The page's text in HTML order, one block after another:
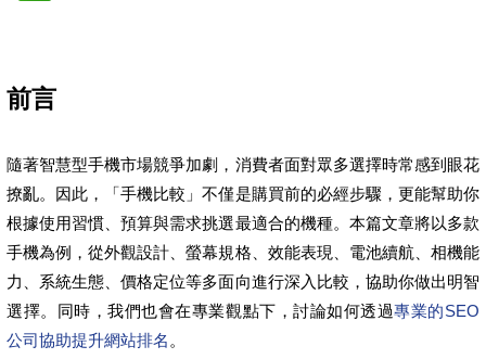
前言
隨著智慧型手機市場競爭加劇，消費者面對眾多選擇時常感到眼花
撩亂。因此，「手機比較」不僅是購買前的必經步驟，更能幫助你
根據使用習慣、預算與需求挑選最適合的機種。本篇文章將以多款
手機為例，從外觀設計、螢幕規格、效能表現、電池續航、相機能
力、系統生態、價格定位等多面向進行深入比較，協助你做出明智
選擇。同時，我們也會在專業觀點下，討論如何透過專業的SEO
公司協助提升網站排名 。